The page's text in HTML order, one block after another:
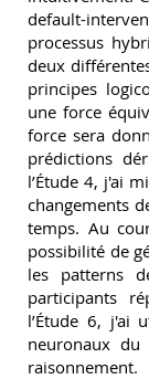
default-
processus
deux
principes
une force
force sera
prédictions
l’Étude 4, j'ai
changements
temps. Au
possibilité de
les patterns
participants
l’Étude 6, j'ai
neuronaux
raisonnement.